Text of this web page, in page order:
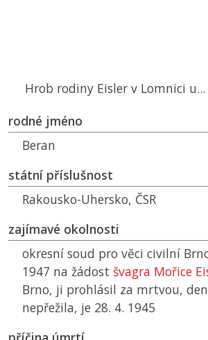
Hrob rodiny Eisler v Lomnici u...
rodné jméno
Beran
státní příslušnost
Rakousko-Uhersko, ČSR
zajímavé okolnosti
okresní soud pro věci civilní
1947 na žádost švagra Mořice
Brno, ji prohlásil za mrtvou,
nepřežila, je 28. 4. 1945